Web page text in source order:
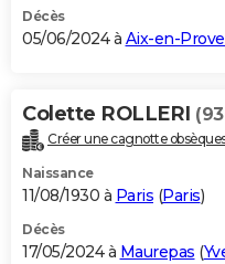
Décès
05/06/2024 à Aix-en-
Colette ROLLERI
Créer une cagnotte
Naissance
11/08/1930 à Paris (Paris)
Décès
17/05/2024 à Maurepas (